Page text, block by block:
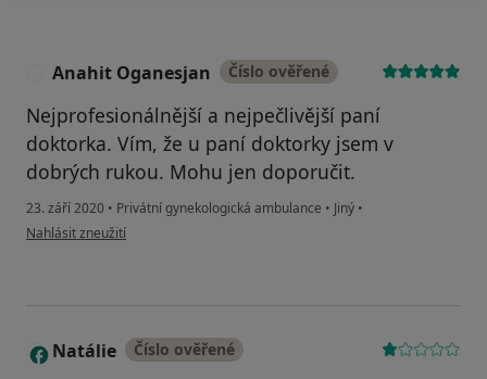
Anahit Oganesjan Číslo ověřené
Nejprofesionálnější a nejpečlivější paní
doktorka. Vím, že u paní doktorky jsem v
dobrých rukou. Mohu jen doporučit.
23. září 2020 • Privátní gynekologická ambulance • Jiný •
podle názoru uživatele Anahit Oganesjan
Nahlásit zneužití
N Natálie Číslo ověřené